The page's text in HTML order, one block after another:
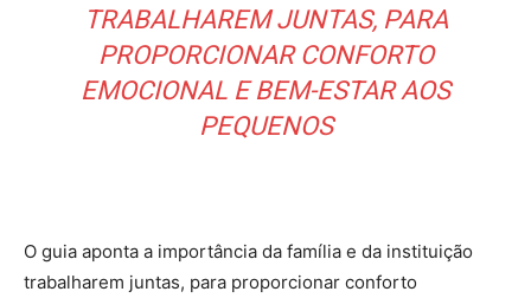
TRABALHAREM JUNTAS, PARA
PROPORCIONAR CONFORTO
EMOCIONAL E BEM-ESTAR AOS
PEQUENOS
O guia aponta a importância da família e da instituição
trabalharem juntas, para proporcionar conforto